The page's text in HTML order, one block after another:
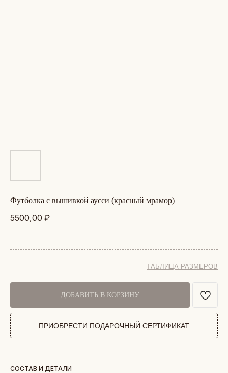
футболка с вышивкой аусси (красный мрамор)
5500,00 ₽
ТАБЛИЦА РАЗМЕРОВ
ДОБАВИТЬ В КОРЗИНУ
ПРИОБРЕСТИ ПОДАРОЧНЫЙ СЕРТИФИКАТ
СОСТАВ И ДЕТАЛИ